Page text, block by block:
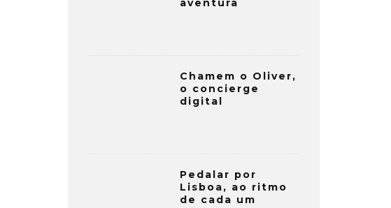
aventura
Chamem o Oliver,
o concierge
digital
Pedalar por
Lisboa, ao ritmo
de cada um